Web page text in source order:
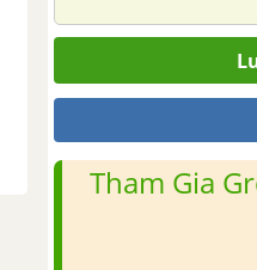
Tham Gia